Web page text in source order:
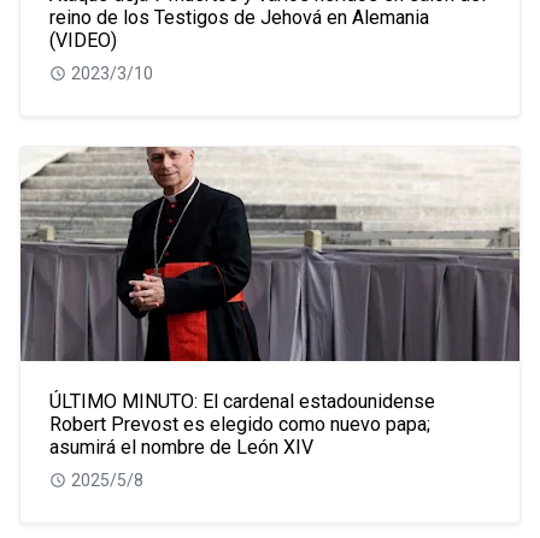
reino de los Testigos de Jehová en Alemania
(VIDEO)
2023/3/10
ÚLTIMO MINUTO: El cardenal estadounidense
Robert Prevost es elegido como nuevo papa;
asumirá el nombre de León XIV
2025/5/8